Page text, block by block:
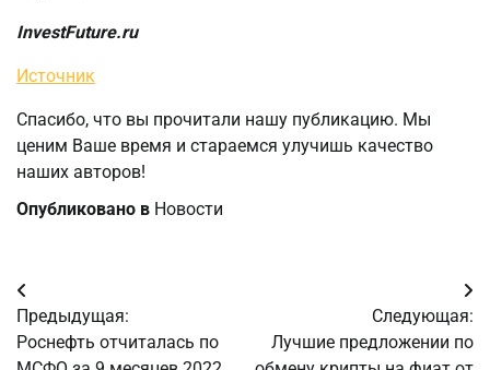
InvestFuture.ru
Источник
Спасибо, что вы прочитали нашу публикацию. Мы
ценим Ваше время и стараемся улучишь качество
наших авторов!
Опубликовано в Новости
Навигация
по
Предыдущая:
Роснефть отчиталась по
Следующая:
Лучшие предложении по